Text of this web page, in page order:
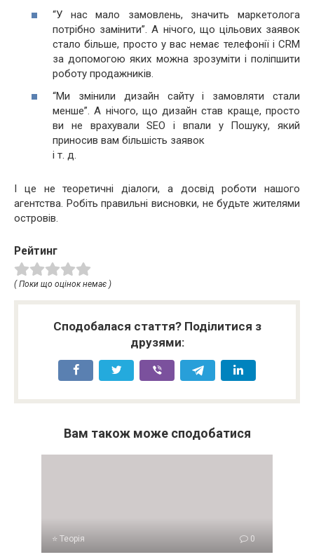
“У нас мало замовлень, значить маркетолога
потрібно замінити”. А нічого, що цільових заявок
стало більше, просто у вас немає телефонії і CRM
за допомогою яких можна зрозуміти і поліпшити
роботу продажників.
“Ми змінили дизайн сайту і замовляти стали
менше”. А нічого, що дизайн став краще, просто
ви не врахували SEO і впали у Пошуку, який
приносив вам більшість заявок
і т. д.
І це не теоретичні діалоги, а досвід роботи нашого
агентства. Робіть правильні висновки, не будьте жителями
островів.
Рейтинг
( Поки що оцінок немає )
Сподобалася стаття? Поділитися з
друзями:
Вам також може сподобатися
⭐ Теорія 0